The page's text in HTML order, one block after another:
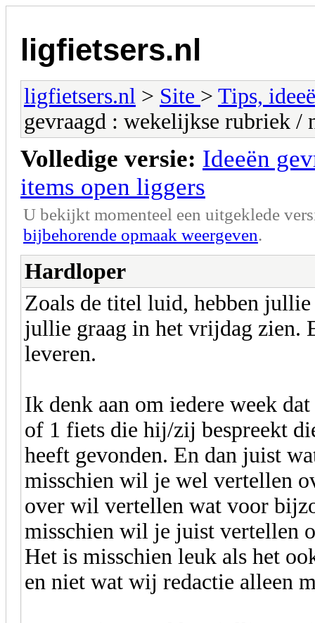
ligfietsers.nl
ligfietsers.nl > Site > Tips,
gevraagd : wekelijkse rubriek /
Volledige versie: Ideeën
items open liggers
U bekijkt momenteel een uitgeklede
bijbehorende opmaak weergeven.
Hardloper
Zoals de titel luid, hebben
jullie graag in het vrijdag zien.
leveren.
Ik denk aan om iedere week
of 1 fiets die hij/zij bespreekt
heeft gevonden. En dan juist
misschien wil je wel vertellen
over wil vertellen wat voor
misschien wil je juist vertellen
Het is misschien leuk als het
en niet wat wij redactie alleen